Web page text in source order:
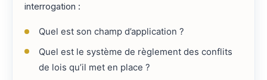
interrogation :
Quel est son champ d’application ?
Quel est le système de règlement des conflits
de lois qu’il met en place ?